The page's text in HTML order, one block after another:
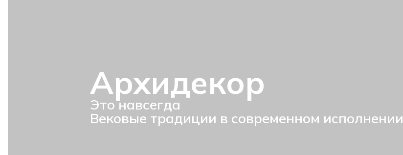
Архидекор
Это навсегда
Вековые традиции в современном исполнении